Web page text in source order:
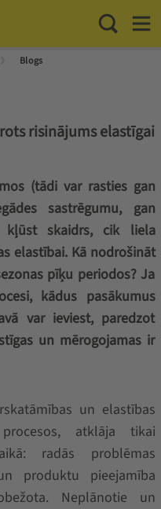
Toggle
Blogs
risinājums elastīgai
(tādi var rasties gan
sastrēgumu, gan
kļūst skaidrs, cik liela
elastībai. Kā nodrošināt
pīķu periodos? Ja
kādus pasākumus
var ieviest, paredzot
un mērogojamas ir
un elastības
atklāja tikai
radās problēmas
produktu pieejamība
Neplānotie un